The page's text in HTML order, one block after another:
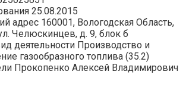
25.08.2015
адрес 160001, Вологодская Область,
Челюскинцев, д. 9, блок б
деятельности Производство и
газообразного топлива (35.2)
Прокопенко Алексей Владимирович